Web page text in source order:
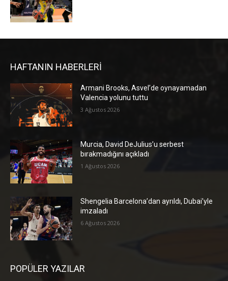
HAFTANIN HABERLERİ
Armani Brooks, Asvel’de oynayamadan
Valencia yolunu tuttu
3 Ağustos 2026
Murcia, David DeJulius’u serbest
bırakmadığını açıkladı
1 Ağustos 2026
Shengelia Barcelona’dan ayrıldı, Dubai’yle
imzaladı
6 Ağustos 2026
POPÜLER YAZILAR